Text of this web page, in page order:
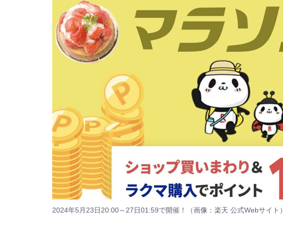
2024年5月23日20:00～27日01:59で開催！（画像：楽天 公式Webサイト）